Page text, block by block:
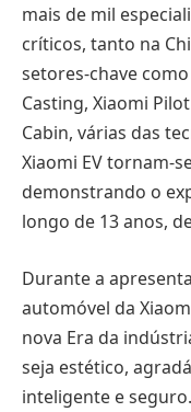
mais de mil
críticos, tanto na
setores-chave
Casting, Xiaomi
Cabin, várias das
Xiaomi EV tornam-
demonstrando o
longo de 13 anos,
Durante a
automóvel da
nova Era da
seja estético,
inteligente e